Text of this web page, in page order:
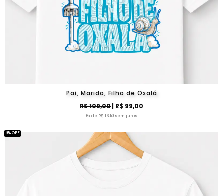
Pai, Marido, Filho de Oxalá
R$ 109,00 | R$ 99,00
6x de R$ 16,50 sem juros
9% OFF